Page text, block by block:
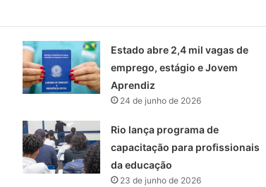
Estado abre 2,4 mil vagas de
emprego, estágio e Jovem
Aprendiz
24 de junho de 2026
Rio lança programa de
capacitação para profissionais
da educação
23 de junho de 2026